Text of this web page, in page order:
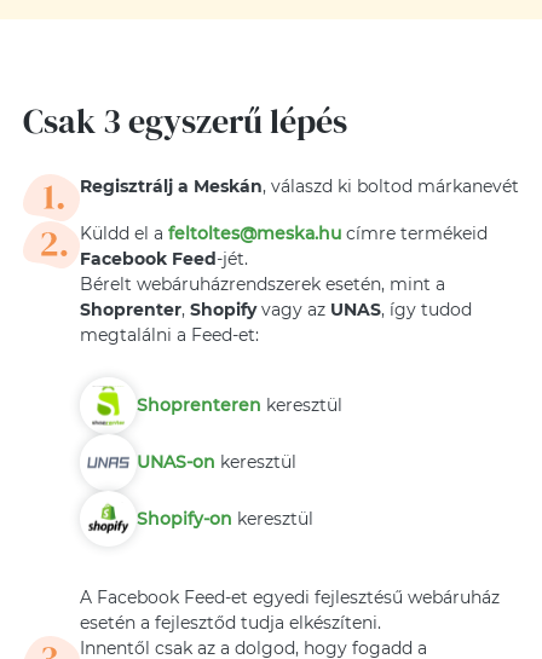
Csak 3 egyszerű lépés
Regisztrálj a Meskán, válaszd ki boltod márkanevét
Küldd el a feltoltes@meska.hucímre termékeid
Facebook Feed-jét.
Bérelt webáruházrendszerek esetén, mint a
Shoprenter, Shopifyvagy az UNAS, így tudod
megtalálni a Feed-et:
Shoprenteren keresztül
UNAS-on keresztül
Shopify-on keresztül
A Facebook Feed-et egyedi fejlesztésű webáruház
esetén a fejlesztőd tudja elkészíteni.
Innentől csak az a dolgod, hogy fogadd a